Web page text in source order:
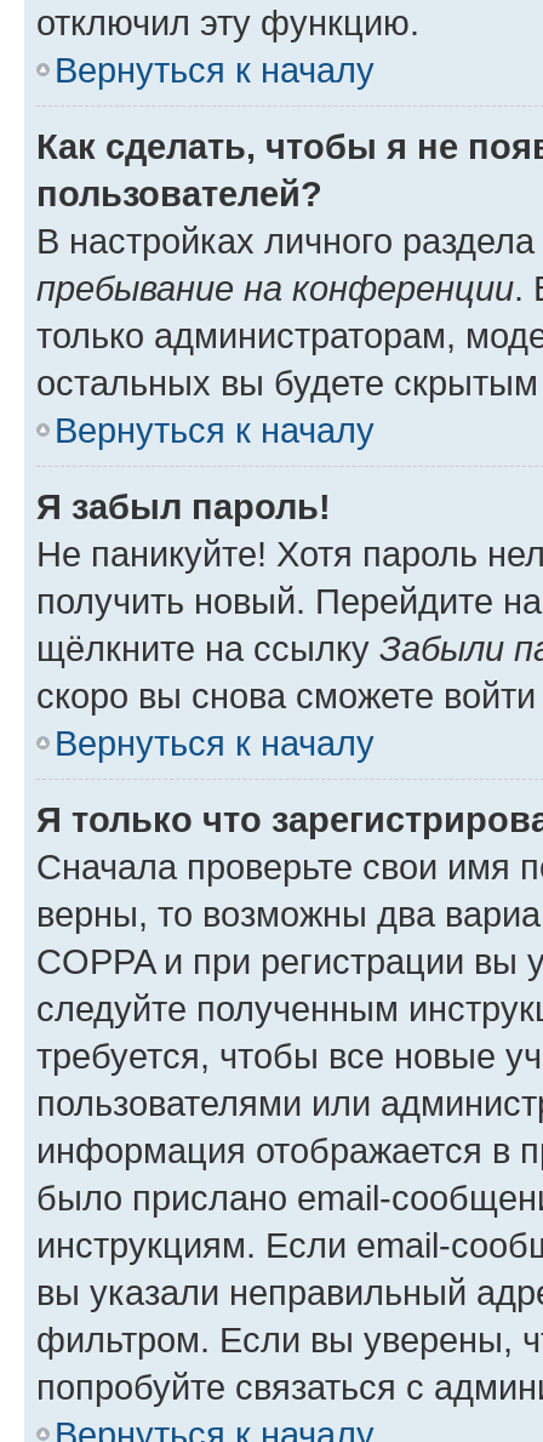
отключил эту функцию.
Вернуться к началу
Как сделать, чтобы я не
пользователей?
В настройках личного
пребывание на конференции.
только администраторам,
остальных вы будете
Вернуться к началу
Я забыл пароль!
Не паникуйте! Хотя пароль
получить новый. Перейдите
щёлкните на ссылку Забыли
скоро вы снова сможете
Вернуться к началу
Я только что
Сначала проверьте свои имя
верны, то возможны два
COPPA и при регистрации вы
следуйте полученным
требуется, чтобы все новые
пользователями или
информация отображается в
было прислано email-
инструкциям. Если email-
вы указали неправильный
фильтром. Если вы уверены,
попробуйте связаться с
Вернуться к началу